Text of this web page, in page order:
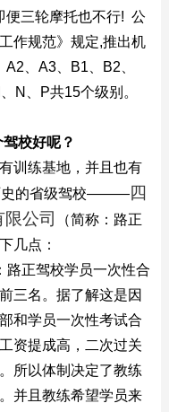
便三轮摩托也不行! 公
作规范》规定,推出机
、A3、B1、B2、
N、P共15个级别。
校好呢？
训练基地，并且也有
史的省级驾校———四
公司
（简称：路正
几点：
路正驾校学员一次性合
三名。据了解这是因
和学员一次性考试合
资提成高，二次过关
所以体制决定了教练
并且教练希望学员来